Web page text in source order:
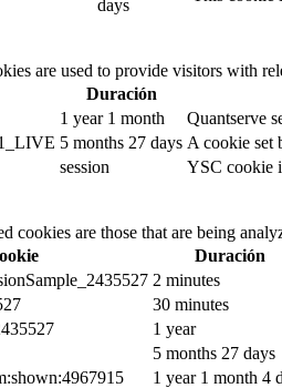
days
are used to provide visitors with
Duración
1 year 1 month
Quantserve
5 months 27 days A cookie set
session
YSC cookie
cookies are those that are being
Duración
2 minutes
30 minutes
1 year
5 months 27 days
1 year 1 month 4